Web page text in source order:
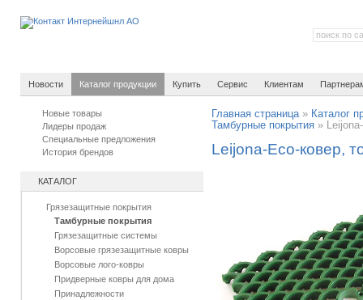
Новости Каталог продукции Купить Сервис Клиентам
Новые товары
Лидеры продаж
Специальные предложения
История брендов
КАТАЛОГ
Грязезащитные покрытия
Тамбурные покрытия
Грязезащитные системы
Ворсовые грязезащитные ковры
Ворсовые лого-ковры
Придверные ковры для дома
Принадлежности
Главная страница» Каталог
Тамбурные покрытия »
Leijona-Есо-ковер,